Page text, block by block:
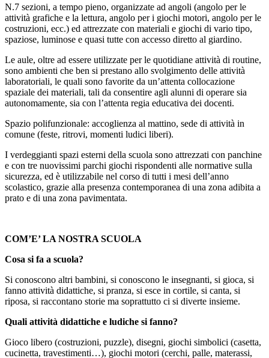
N.7 sezioni, a tempo pieno, organizzate ad angoli (angolo per le
attività grafiche e la lettura, angolo per i giochi motori, angolo per le
costruzioni, ecc.) ed attrezzate con materiali e giochi di vario tipo,
spaziose, luminose e quasi tutte con accesso diretto al giardino.
Le aule, oltre ad essere utilizzate per le quotidiane attività di routine,
sono ambienti che ben si prestano allo svolgimento delle attività
laboratoriali, le quali sono favorite da un’attenta collocazione
spaziale dei materiali, tali da consentire agli alunni di operare sia
autonomamente, sia con l’attenta regia educativa dei docenti.
Spazio polifunzionale: accoglienza al mattino, sede di attività in
comune (feste, ritrovi, momenti ludici liberi).
I verdeggianti spazi esterni della scuola sono attrezzati con panchine
e con tre nuovissimi parchi giochi rispondenti alle normative sulla
sicurezza, ed è utilizzabile nel corso di tutti i mesi dell’anno
scolastico, grazie alla presenza contemporanea di una zona adibita a
prato e di una zona pavimentata.
COM’E’ LA NOSTRA SCUOLA
Cosa si fa a scuola?
Si conoscono altri bambini, si conoscono le insegnanti, si gioca, si
fanno attività didattiche, si pranza, si esce in cortile, si canta, si
riposa, si raccontano storie ma soprattutto ci si diverte insieme.
Quali attività didattiche e ludiche si fanno?
Gioco libero (costruzioni, puzzle), disegni, giochi simbolici (casetta,
cucinetta, travestimenti…), giochi motori (cerchi, palle, materassi,